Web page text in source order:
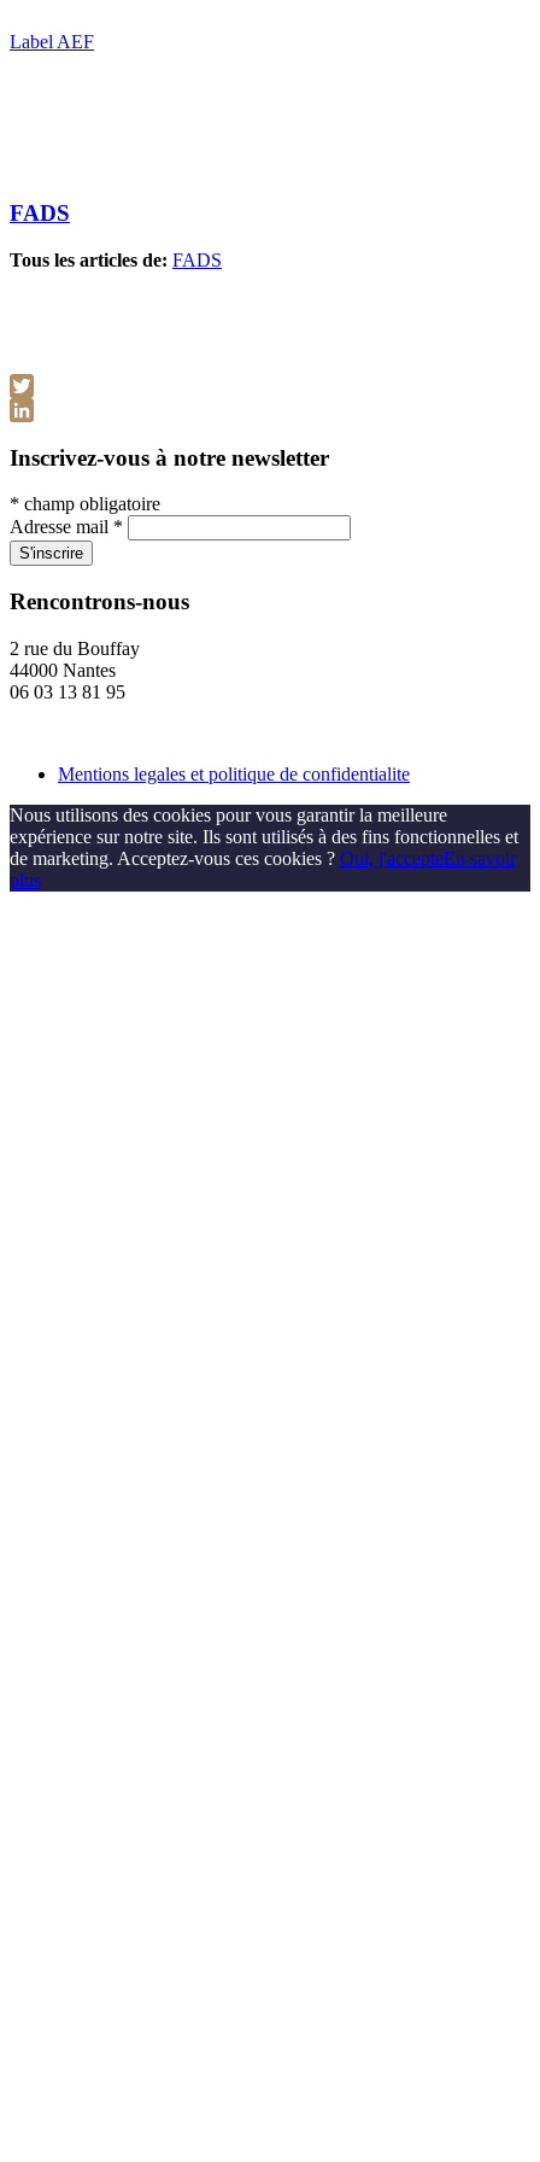
Label AEF
FADS
Tous les articles de: FADS
Twitter
Inscrivez-vous à notre newsletter
* champ obligatoire
Adresse mail *
Rencontrons-nous
2 rue du Bouffay
44000 Nantes
06 03 13 81 95
Mentions legales et politique de confidentialite
Nous utilisons des cookies pour vous garantir la meilleure
expérience sur notre site. Ils sont utilisés à des fins fonctionnelles et
de marketing. Acceptez-vous ces cookies ? Oui, j'accepteEn savoir
plus